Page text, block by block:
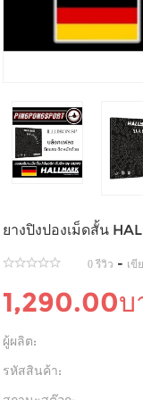
ยางปิงปองเม็ดสั้น
0 รีวิว - เขี
1,290.00บ
ผู้ผลิต:
รหัสสินค้า: